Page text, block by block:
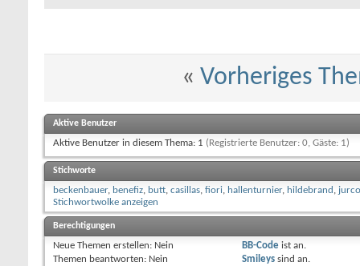
« Vorheriges
Aktive Benutzer
Aktive Benutzer in diesem Thema: 1 (Registrierte Benutzer: 0, Gäste: 1)
Stichworte
beckenbauer, benefiz, butt, casillas, fiori, hallenturnier, hildebrand ,
Stichwortwolke anzeigen
Berechtigungen
Neue Themen erstellen: Nein
Themen beantworten: Nein
BB-Codeist an.
Smileyssind an.